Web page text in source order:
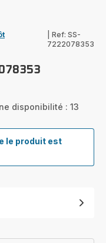
Ref: SS-
7222078353
disponibilité : 13
le produit est